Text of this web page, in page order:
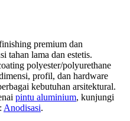
premium dan
tahan lama dan estetis.
polyester/polyurethane
profil, dan hardware
kebutuhan arsitektural.
pintu aluminium, kunjungi
Anodisasi.